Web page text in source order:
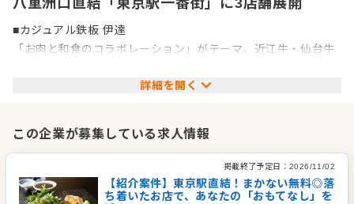
八重洲口直結「東京駅一番街」に3店舗展開
■カジュアル鉄板 伊達
「お肉と和食のコラボレーション」がテーマ。近江牛・仙台牛
扱うことができます。本格的でありながらもカジュアルな鉄板
■仙台牛タン炭火焼「杜」
肉質の柔らかさにとことんこだわった牛タンを提供していま
す。厚切り牛タン炭火焼きは、厳選された部位のみを1枚1枚丁
寧に手作業で調理したこだわりの一品で、もっちりした食感が
詳細を開く
この企業が募集している求人情報
掲載終了予定日： 2026/11/02
【紹介案件】東京駅直結！まかない無料◎落
ち着いたお店で、あなたの「おもてなし」を